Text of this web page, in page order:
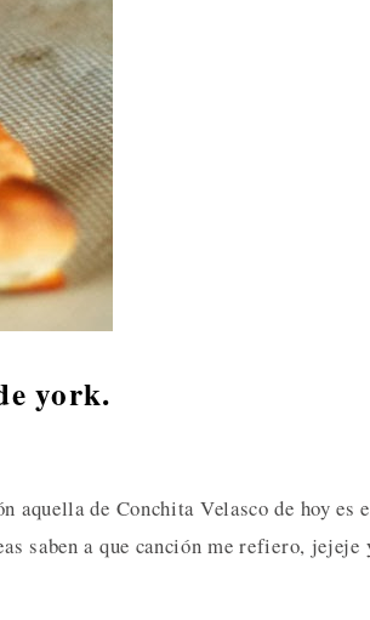
york.
aquella de Conchita Velasco de hoy es
saben a que canción me refiero, jejeje